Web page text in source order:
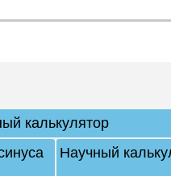
калькулятор
Научный